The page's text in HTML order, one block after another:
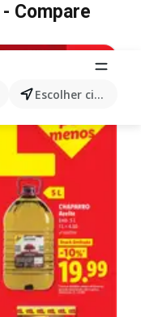
Escolher cidade
Compare